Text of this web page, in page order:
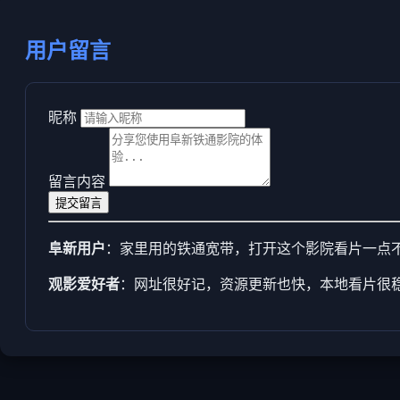
用户留言
昵称
留言内容
提交留言
阜新用户 ：家里用的铁通宽带，打开这个影院看片一点
观影爱好者：网址很好记，资源更新也快，本地看片很